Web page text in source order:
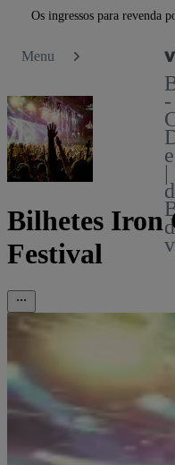
Os ingressos para revenda
Menu
-
|
Bilhetes Iron
Festival